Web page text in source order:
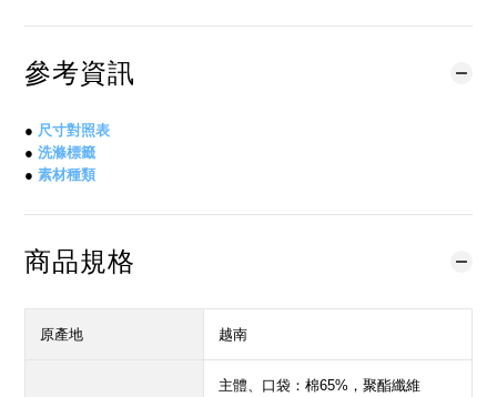
參考資訊
● 尺寸對照表
● 洗滌標籤
● 素材種類
商品規格
原產地 越南
主體、口袋：棉65%，聚酯纖維